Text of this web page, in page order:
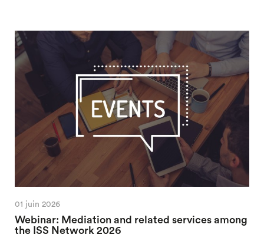
01 juin 2026
Webinar: Mediation and related services among
the ISS Network 2026